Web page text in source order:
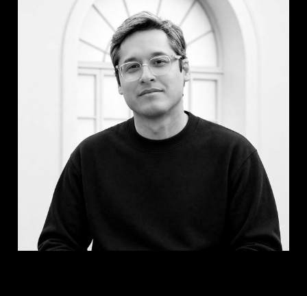
Bordas, A., Le Masson, P. y Weil, B. (2025)
'Switching perspectives: Enhancing
generative artificial intelligence's
creativity, by humans, with design',
Creativity and Innovation Management.
doi: 10.1111/CAIM.70013.
Doshi, A.R. y Hauser, O.P. (2024)
'Generative AI enhances individual
creativity but reduces the collective
diversity of novel content', Science
Advances, 10(28), art. eadn5290. doi:
Impacts on cognitive offloading and the
future of critical thinking', Societies, 15(1),